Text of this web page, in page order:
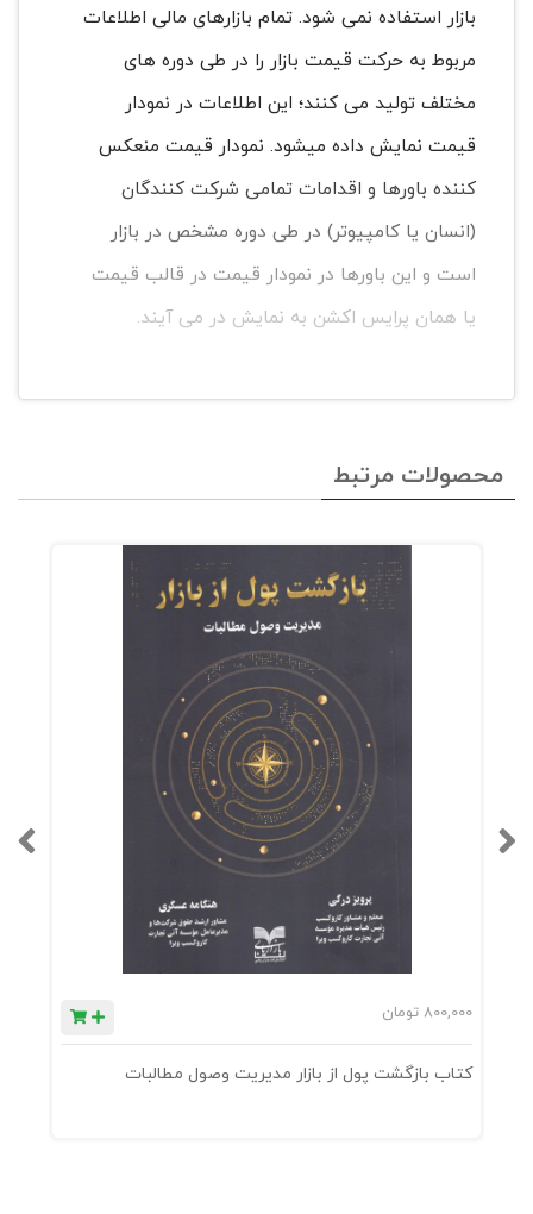
بازار استفاده نمی شود. تمام بازارهای مالی اطلاعات
مربوط به حرکت قیمت بازار را در طی دوره های
مختلف تولید می کنند؛ این اطلاعات در نمودار
قیمت نمایش داده میشود. نمودار قیمت منعکس
کننده باورها و اقدامات تمامی شرکت کنندگان
(انسان یا کامپیوتر) در طی دوره مشخص در بازار
است و این باورها در نمودار قیمت در قالب قیمت
یا همان پرایس اکشن به نمایش در می آیند.
محصولات مرتبط
800,000 تومان
کتاب بازگشت پول از بازار مدیریت وصول مطالبات